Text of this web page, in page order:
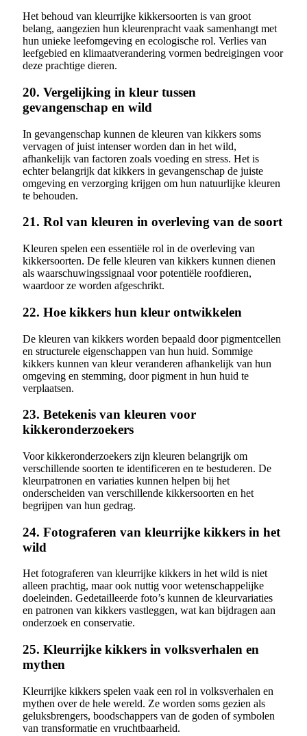
Het behoud van kleurrijke kikkersoorten is van groot
belang, aangezien hun kleurenpracht vaak samenhangt met
hun unieke leefomgeving en ecologische rol. Verlies van
leefgebied en klimaatverandering vormen bedreigingen voor
deze prachtige dieren.
20. Vergelijking in kleur tussen
gevangenschap en wild
In gevangenschap kunnen de kleuren van kikkers soms
vervagen of juist intenser worden dan in het wild,
afhankelijk van factoren zoals voeding en stress. Het is
echter belangrijk dat kikkers in gevangenschap de juiste
omgeving en verzorging krijgen om hun natuurlijke kleuren
te behouden.
21. Rol van kleuren in overleving van de soort
Kleuren spelen een essentiële rol in de overleving van
kikkersoorten. De felle kleuren van kikkers kunnen dienen
als waarschuwingssignaal voor potentiële roofdieren,
waardoor ze worden afgeschrikt.
22. Hoe kikkers hun kleur ontwikkelen
De kleuren van kikkers worden bepaald door pigmentcellen
en structurele eigenschappen van hun huid. Sommige
kikkers kunnen van kleur veranderen afhankelijk van hun
omgeving en stemming, door pigment in hun huid te
verplaatsen.
23. Betekenis van kleuren voor
kikkeronderzoekers
Voor kikkeronderzoekers zijn kleuren belangrijk om
verschillende soorten te identificeren en te bestuderen. De
kleurpatronen en variaties kunnen helpen bij het
onderscheiden van verschillende kikkersoorten en het
begrijpen van hun gedrag.
24. Fotograferen van kleurrijke kikkers in het
wild
Het fotograferen van kleurrijke kikkers in het wild is niet
alleen prachtig, maar ook nuttig voor wetenschappelijke
doeleinden. Gedetailleerde foto’s kunnen de kleurvariaties
en patronen van kikkers vastleggen, wat kan bijdragen aan
onderzoek en conservatie.
25. Kleurrijke kikkers in volksverhalen en
mythen
Kleurrijke kikkers spelen vaak een rol in volksverhalen en
mythen over de hele wereld. Ze worden soms gezien als
geluksbrengers, boodschappers van de goden of symbolen
van transformatie en vruchtbaarheid.